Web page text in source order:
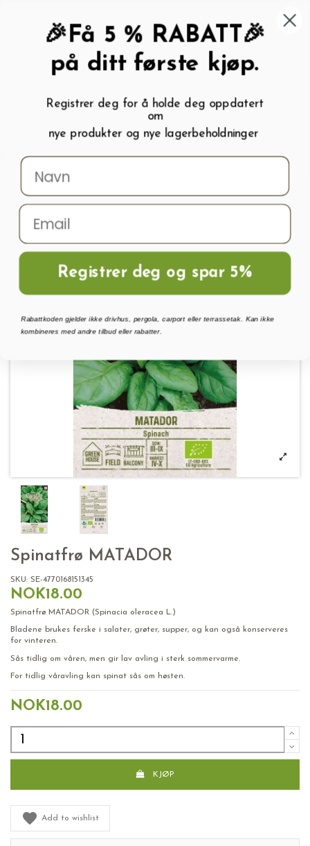
My wishlist ( 0
Menu Søk Logg inn Handlevogn
Hjem
Spinatfrø MATADOR
SKU: SE-4770168151345
NOK18.00
Spinatfrø MATADOR (Spinacia oleracea L.)
Bladene brukes ferske i salater, grøter, supper, og kan også konserveres
for vinteren.
Sås tidlig om våren, men gir lav avling i sterk sommervarme.
For tidlig våravling kan spinat sås om høsten.
NOK18.00
KJØP
Add to wishlist
🎉Få 5 % RABATT🎉
på ditt første kjøp.
Registrer deg for å holde deg oppdatert
om
nye produkter og nye lagerbeholdninger
Registrer deg og spar 5%
Rabattkoden gjelder ikke drivhus, pergola, carport eller terrassetak. Kan ikke
kombineres med andre tilbud eller rabatter.